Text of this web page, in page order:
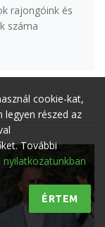
rajongóink és
száma
cookie-kat,
legyen részed az
További
ÉRTEM